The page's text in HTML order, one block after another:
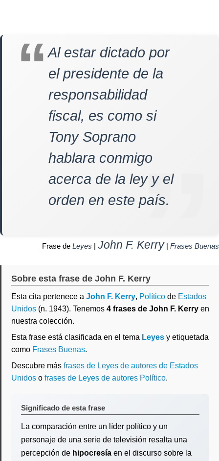
Al estar dictado por
el presidente de la
responsabilidad
fiscal, es como si
Tony Soprano
hablara conmigo
acerca de la ley y el
orden en este país.
Frase de Leyes | John F. Kerry | Frases Buenas
Sobre esta frase de John F. Kerry
Esta cita pertenece a John F. Kerry, Político de Estados
Unidos (n. 1943). Tenemos 4 frases de John F. Kerry en
nuestra colección.
Esta frase está clasificada en el tema Leyes y etiquetada
como Frases Buenas.
Descubre más frases de Leyes de autores de Estados
Unidos o frases de Leyes de autores Político.
Significado de esta frase
La comparación entre un líder político y un
personaje de una serie de televisión resalta una
percepción de hipocresía en el discurso sobre la